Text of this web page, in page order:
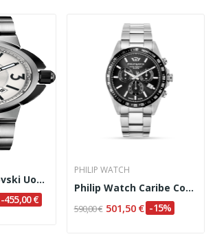
Orologio Swarovski Uomo Cod. 1094358
-455,00 €
PHILIP WATCH
Philip Watch Caribe Cod. R8273607002
590,00 € 501,50 € -15%